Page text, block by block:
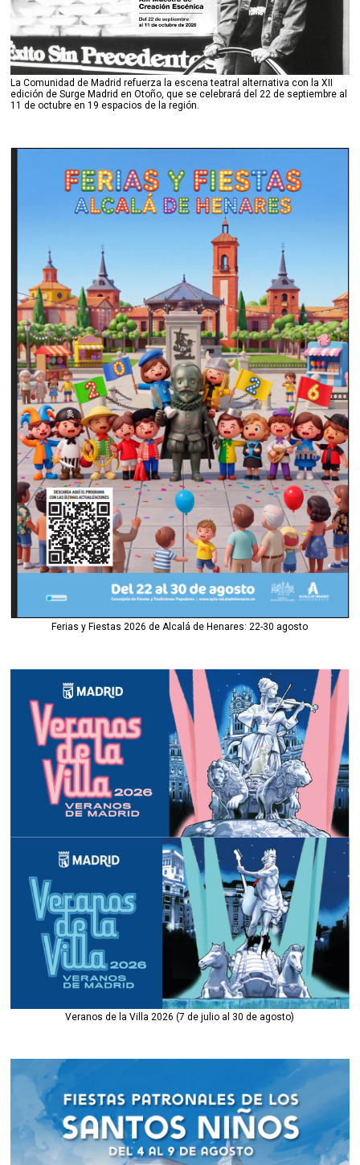
La Comunidad de Madrid refuerza la escena teatral alternativa con la XII
edición de Surge Madrid en Otoño, que se celebrará del 22 de septiembre al
11 de octubre en 19 espacios de la región.
Ferias y Fiestas 2026 de Alcalá de Henares: 22-30 agosto
Veranos de la Villa 2026 (7 de julio al 30 de agosto)